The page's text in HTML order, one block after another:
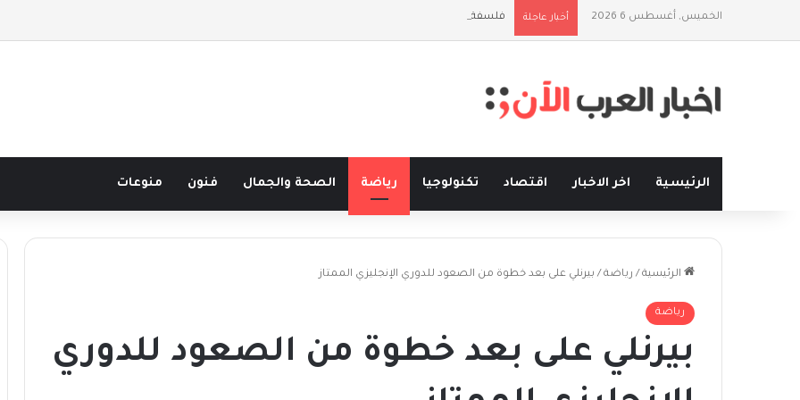
الخميس, أغسطس 6 2026 أخبار عاجلة فلسفة الخيط والموج: نصف قرن في مدرسة البحر مع غسان المزيدي
الرئيسية اخر الاخبار اقتصاد تكنولوجيا رياضة الصحة والجمال فنون منوعات
الرئيسية / رياضة / بيرنلي على بعد خطوة من الصعود للدوري الإنجليزي الممتاز
رياضة
بيرنلي على بعد خطوة من الصعود للدوري